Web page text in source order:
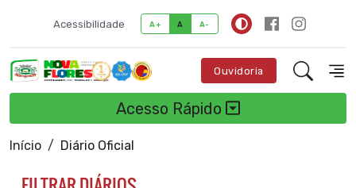
Acessibilidade A+ A A-
Ouvidoria
Acesso Rápido
Início Diário Oficial